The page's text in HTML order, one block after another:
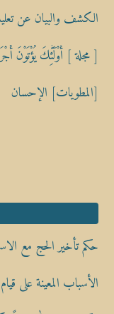
الكشف والبيان عن
[ مجلة ] أُوْلَٰٓئِكَ يُؤْتَوْنَ
[المطويات] الإحسان
حكم تأخير الحج مع
الأسباب المعينة على قيام